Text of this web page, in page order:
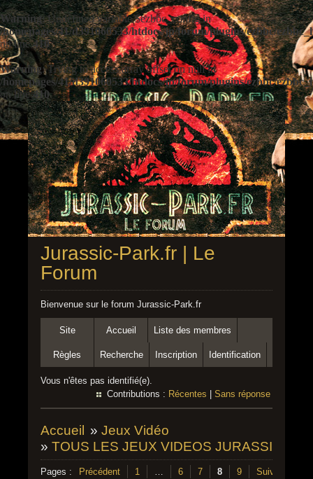
Warning: Undefined variable $ezbbc_config in
/homepages/41/d391060533/htdocs/jp/forum/plugins/ezbbc/
on line410
Warning: Trying to access array offset on null in
/homepages/41/d391060533/htdocs/jp/forum/plugins/ezbbc/
on line410
Jurassic-Park.fr | Le
Forum
Bienvenue sur le forum Jurassic-Park.fr
Site Accueil Liste des membres
Règles Recherche Inscription Identification
Vous n'êtes pas identifié(e).
Contributions : Récentes Sans réponse
Accueil » Jeux Vidéo
» TOUS LES JEUX VIDEOS JURASSIC
Pages : Précédent 1 … 6 7 8 9 Suivant